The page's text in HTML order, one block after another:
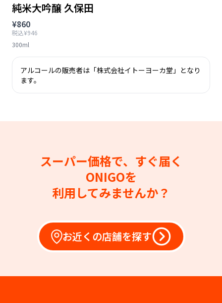
純米大吟醸 久保田
¥860
税込¥946
300ml
アルコールの販売者は「株式会社イトーヨーカ堂」となり
ます。
スーパー価格で、すぐ届く
ONIGOを
利用してみませんか？
お近くの店舗を探す